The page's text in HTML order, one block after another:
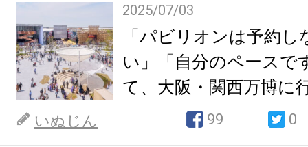
2025/07/03
「パビリオンは予約
い」「自分のペースで
て、大阪・関西万博に
いぬじん 99 0